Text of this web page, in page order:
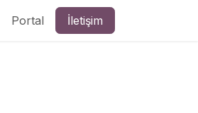
Portal İletişim